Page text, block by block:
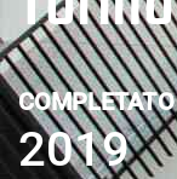
COMPLETATO
2019